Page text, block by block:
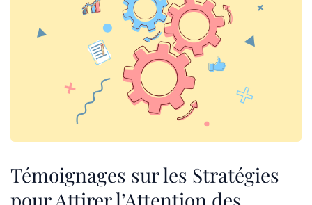
Témoignages sur les Stratégies
pour Attirer l’Attention des